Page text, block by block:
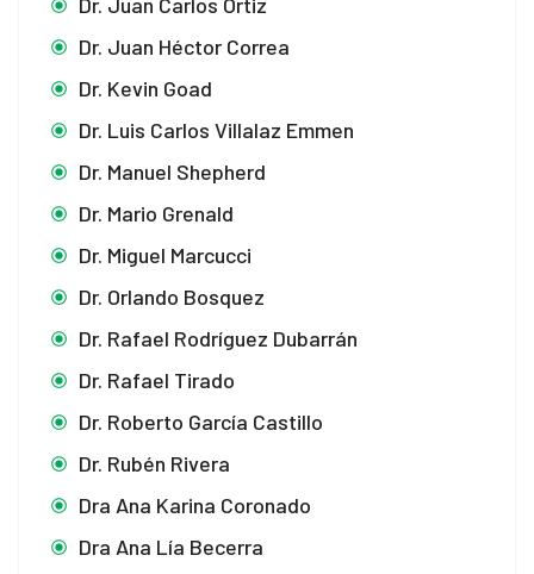
Dr. Juan Héctor Correa
Dr. Kevin Goad
Dr. Luis Carlos Villalaz Emmen
Dr. Manuel Shepherd
Dr. Mario Grenald
Dr. Miguel Marcucci
Dr. Orlando Bosquez
Dr. Rafael Rodríguez Dubarrán
Dr. Rafael Tirado
Dr. Roberto García Castillo
Dr. Rubén Rivera
Dra Ana Karina Coronado
Dra Ana Lía Becerra